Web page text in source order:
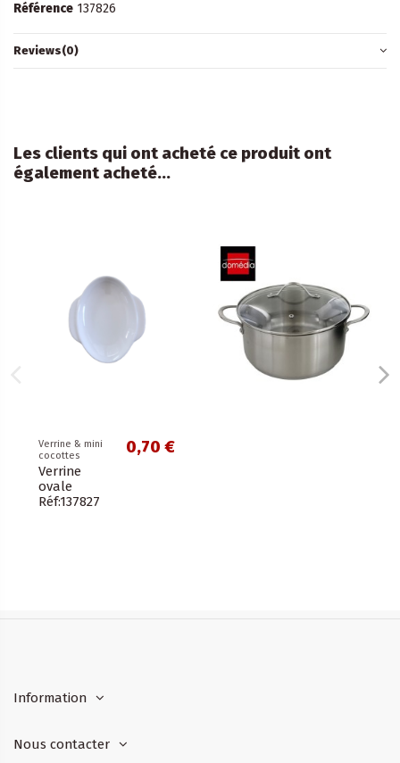
Référence 137826
Reviews(0)
Les clients qui ont acheté ce produit ont
également acheté...
Verrine & mini
cocottes
Verrine
ovale
Réf:137827
0,70 €
Information
Nous contacter